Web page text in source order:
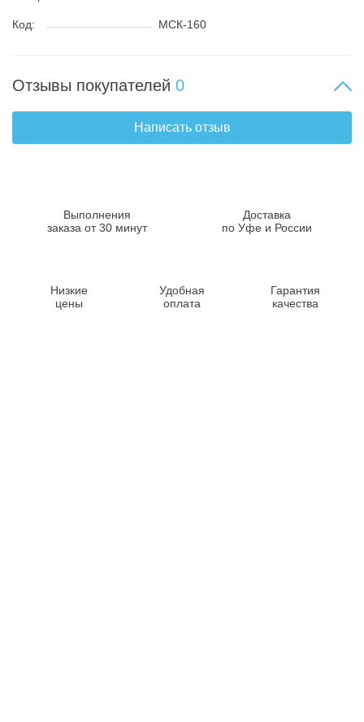
Код: МСК-160
Отзывы покупателей 0
Написать отзыв
Выполнения
заказа от 30 минут
Доставка
по Уфе и России
Низкие
цены
Удобная
оплата
Гарантия
качества